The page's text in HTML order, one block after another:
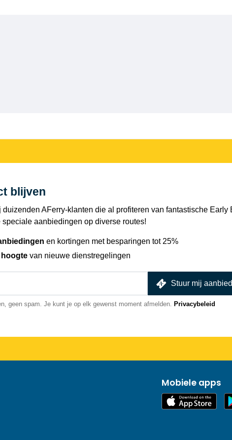
blijven
duizenden AFerry-klanten die al profiteren van fantastische Early
aanbiedingen op diverse routes!
en kortingen met besparingen tot 25%
hoogte van nieuwe dienstregelingen
Stuur mij
geen spam. Je kunt je op elk gewenst moment afmelden. Privacybeleid
Mobiele apps